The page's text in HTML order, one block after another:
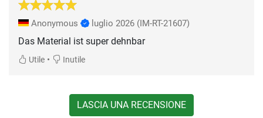
Anonymous luglio 2026 (IM-RT-21607)
Das Material ist super dehnbar
Utile • Inutile
LASCIA UNA RECENSIONE